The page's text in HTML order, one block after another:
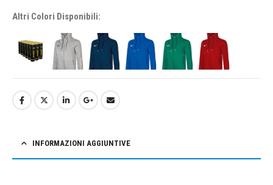
Altri Colori Disponibili:
INFORMAZIONI AGGIUNTIVE